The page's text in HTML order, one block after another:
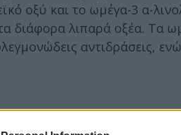
οξύ και το ωμέγα-3 α-
διάφορα λιπαρά οξέα. Τα
αντιδράσεις,